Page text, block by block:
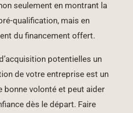
seulement en montrant la
qualification, mais en
du financement offert.
potentielles un
de votre entreprise est un
bonne volonté et peut aider
dès le départ. Faire